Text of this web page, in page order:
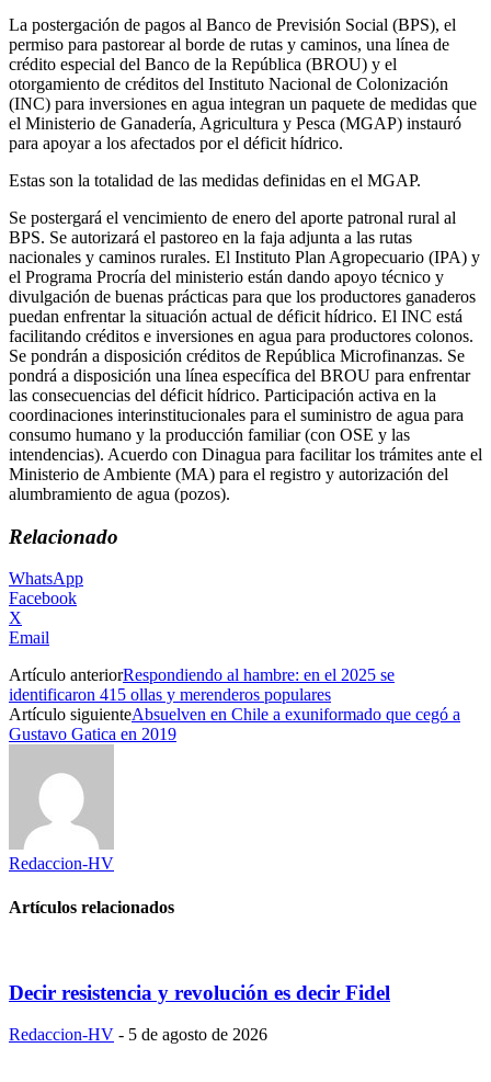
La postergación de pagos al Banco de Previsión Social (BPS), el
permiso para pastorear al borde de rutas y caminos, una línea de
crédito especial del Banco de la República (BROU) y el
otorgamiento de créditos del Instituto Nacional de Colonización
(INC) para inversiones en agua integran un paquete de medidas que
el Ministerio de Ganadería, Agricultura y Pesca (MGAP) instauró
para apoyar a los afectados por el déficit hídrico.
Estas son la totalidad de las medidas definidas en el MGAP.
Se postergará el vencimiento de enero del aporte patronal rural al
BPS. Se autorizará el pastoreo en la faja adjunta a las rutas
nacionales y caminos rurales. El Instituto Plan Agropecuario (IPA) y
el Programa Procría del ministerio están dando apoyo técnico y
divulgación de buenas prácticas para que los productores ganaderos
puedan enfrentar la situación actual de déficit hídrico. El INC está
facilitando créditos e inversiones en agua para productores colonos.
Se pondrán a disposición créditos de República Microfinanzas. Se
pondrá a disposición una línea específica del BROU para enfrentar
las consecuencias del déficit hídrico. Participación activa en la
coordinaciones interinstitucionales para el suministro de agua para
consumo humano y la producción familiar (con OSE y las
intendencias). Acuerdo con Dinagua para facilitar los trámites ante el
Ministerio de Ambiente (MA) para el registro y autorización del
alumbramiento de agua (pozos).
Relacionado
WhatsApp
Facebook
X
Email
Artículo anteriorRespondiendo al hambre: en el 2025 se
identificaron 415 ollas y merenderos populares
Artículo siguienteAbsuelven en Chile a exuniformado que cegó a
Gustavo Gatica en 2019
Redaccion-HV
Artículos relacionados
Decir resistencia y revolución es decir Fidel
Redaccion-HV - 5 de agosto de 2026